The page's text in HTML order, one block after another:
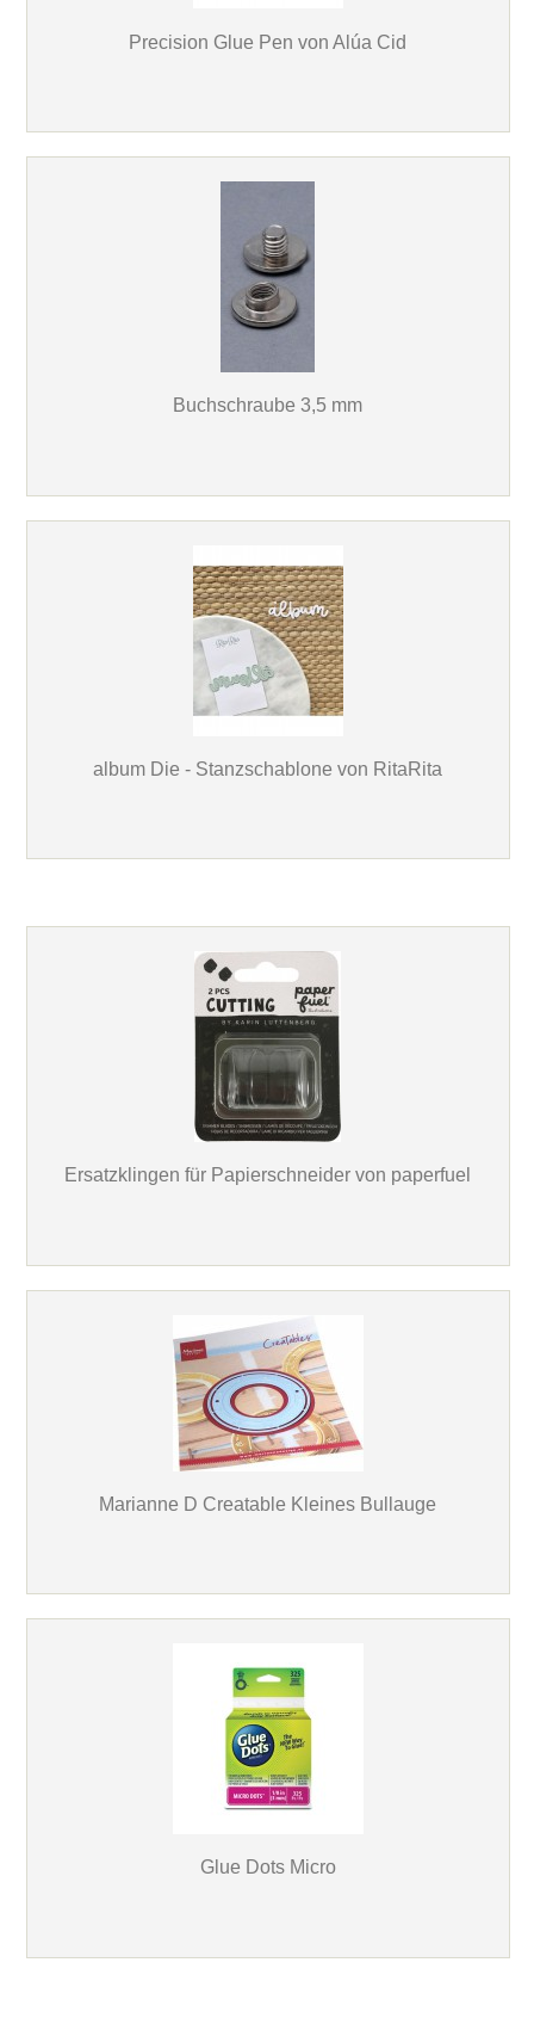
Precision Glue Pen von Alúa Cid
Buchschraube 3,5 mm
album Die - Stanzschablone von RitaRita
Ersatzklingen für Papierschneider von paperfuel
Marianne D Creatable Kleines Bullauge
Glue Dots Micro